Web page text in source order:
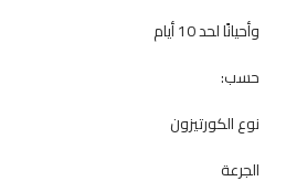
وأحيانًا لحد 10 أيام
حسب:
نوع الكورتيزون
الجرعة